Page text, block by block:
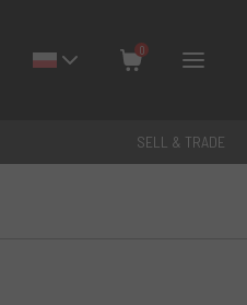
0
Zamknij
SELL & TRADE